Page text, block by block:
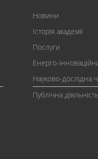
Новини
Історія академії
Послуги
Енерго-
Науково-дослідна
Публічна діяльність